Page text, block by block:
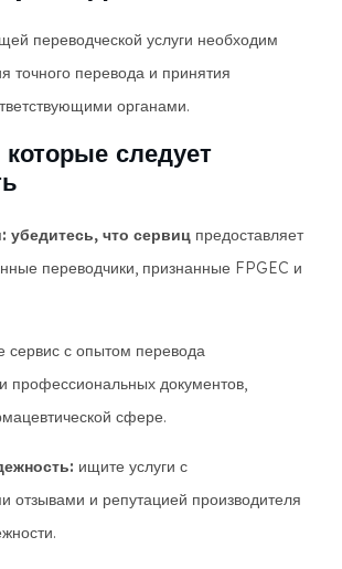
переводческой услуги необходим
точного перевода и принятия
органами.
следует
убедитесь, что сервиц предоставляет
переводчики, признанные FPGEC и
сервис с опытом перевода
профессиональных документов,
сфере.
ищите услуги с
отзывами и репутацией производителя